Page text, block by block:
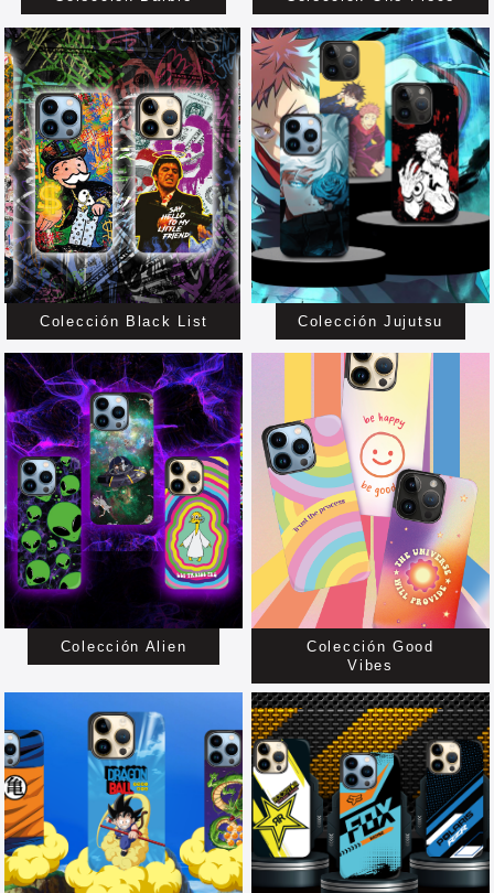
Colección Black List Colección Jujutsu
Colección Alien
Colección Good
Vibes